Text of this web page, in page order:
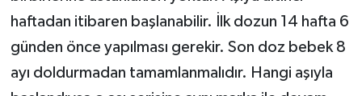
haftadan itibaren başlanabilir. İlk dozun 14 hafta 6
günden önce yapılması gerekir. Son doz bebek 8
ayı doldurmadan tamamlanmalıdır. Hangi aşıyla